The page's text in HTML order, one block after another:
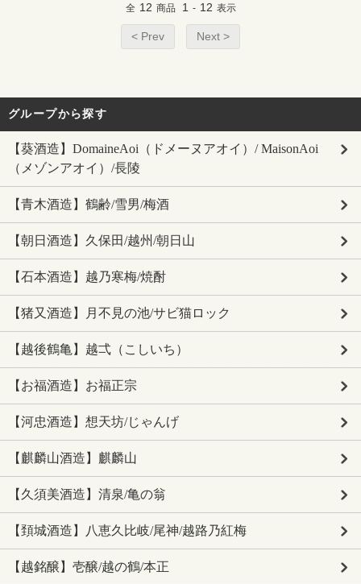
全 12 商品 1 - 12 表示
< Prev Next >
グループから探す
【葵酒造】DomaineAoi（ドメーヌアオイ）/ MaisonAoi
（メゾンアオイ）/長陵
【青木酒造】鶴齢/雪男/梅酒
【朝日酒造】久保田/越州/朝日山
【石本酒造】越乃寒梅/焼酎
【猪又酒造】月不見の池/サビ猫ロック
【越後鶴亀】越弌（こしいち）
【お福酒造】お福正宗
【河忠酒造】想天坊/じゃんげ
【麒麟山酒造】麒麟山
【久須美酒造】清泉/亀の翁
【頚城酒造】八恵久比岐/尾神/越路乃紅梅
【越銘醸】壱醸/越の鶴/本正